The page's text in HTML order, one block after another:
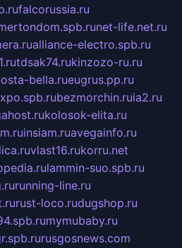
falcorussia.ru
net-life.net.ru
alliance-electro.spb.ru
tdsak74.rukinzozo-ru.ru
bella.rueugrus.pp.ru
bezmorchin.ruia2.ru
kolosok-elita.ru
insiam.ruavegainfo.ru
vlast16.rukorru.net
lammin-suo.spb.ru
running-line.ru
rust-loco.rudugshop.ru
mymubaby.ru
rusgosnews.com